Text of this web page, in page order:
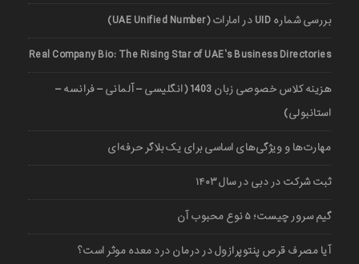
بررسی شماره UID در امارات (UAE Unified Number)
Real Company Bio: The Rising Star of UAE’s Business Directories
هزینه کلاس خصوصی زبان 1403 (انگلیسی – آلمانی – فرانسه –
استانبولی)
مهارت‌ها و ویژگی‌های اساسی برای یک بلاگر حرفه‌ای
ثبت شرکت در دبی در سال ۱۴۰۳
گیم سرور چیست؛ ۵ نوع محبوب آن
آیا مصرف قرص پنتوپرازول در درمان درد معده موثر است؟